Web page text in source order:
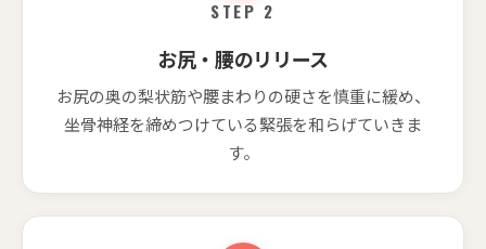
STEP 2
お尻・腰のリリース
お尻の奥の梨状筋や腰まわりの硬さを慎重に緩め、
坐骨神経を締めつけている緊張を和らげていきま
す。